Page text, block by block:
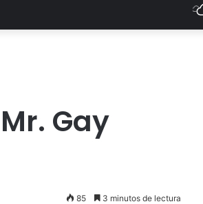
Gay
85 3 minutos de lectura